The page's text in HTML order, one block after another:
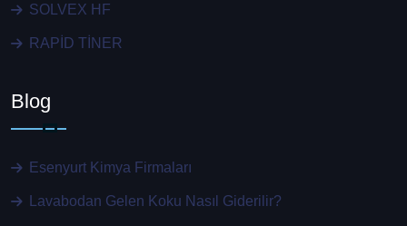
SOLVEX HF
RAPİD TİNER
Blog
Esenyurt Kimya Firmaları
Lavabodan Gelen Koku Nasıl Giderilir?